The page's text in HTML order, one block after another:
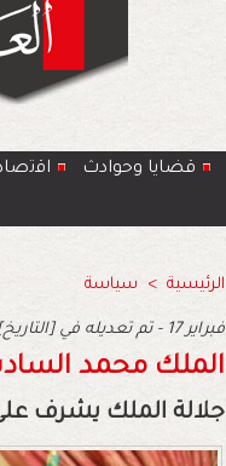
قضايا وحوادث
الرئيسية > سياسة
2023 فبراير 17 - تم تعديله في [التاريخ]
الملك محمد
جلالة الملك يشرف